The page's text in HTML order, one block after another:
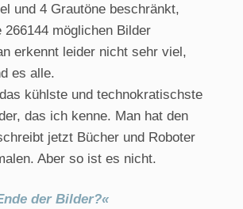
und 4 Grautöne beschränkt,
266144 möglichen Bilder
erkennt leider nicht sehr viel,
es alle.
kühlste und technokratischste
das ich kenne. Man hat den
jetzt Bücher und Roboter
Aber so ist es nicht.
der Bilder?«